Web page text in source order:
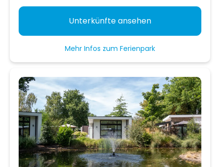
Unterkünfte ansehen
Mehr Infos zum Ferienpark